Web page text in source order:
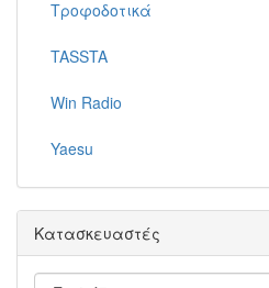
Τροφοδοτικά
TASSTA
Win Radio
Yaesu
Κατασκευαστές